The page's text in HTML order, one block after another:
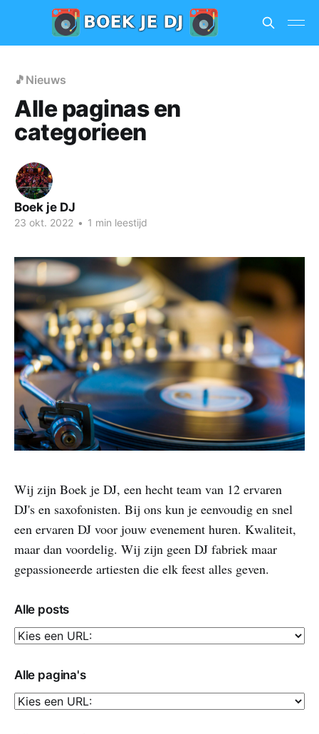
🎵Nieuws
Alle paginas en
categorieen
Boek je DJ
23 okt. 2022 • 1 min leestijd
Wij zijn Boek je DJ, een hecht team van 12 ervaren
DJ's en saxofonisten. Bij ons kun je eenvoudig en snel
een ervaren DJ voor jouw evenement huren. Kwaliteit,
maar dan voordelig. Wij zijn geen DJ fabriek maar
gepassioneerde artiesten die elk feest alles geven.
Alle posts
Alle pagina's